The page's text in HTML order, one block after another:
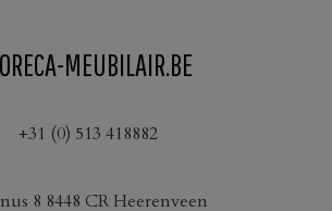
MEUBILAIR.BE
+31 (0) 513 418882
8 8448 CR Heerenveen